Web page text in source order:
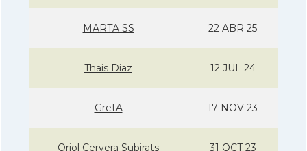
MARTA SS 22 ABR 25
Thais Diaz 12 JUL 24
GretA 17 NOV 23
Oriol Cervera Subirats 31 OCT 23